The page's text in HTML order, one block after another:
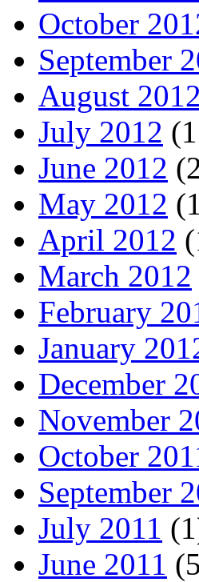
October
September
August 2012
July 2012
June 2012
May 2012
April 2012
March 2012
February
January
December
November
October
September
July 2011
June 2011